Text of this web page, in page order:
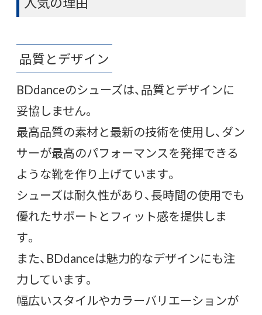
品質とデザイン
BDdanceのシューズは、品質とデザインに
妥協しません。
最高品質の素材と最新の技術を使用し、ダン
サーが最高のパフォーマンスを発揮できる
ような靴を作り上げています。
シューズは耐久性があり、長時間の使用でも
優れたサポートとフィット感を提供しま
す。
また、BDdanceは魅力的なデザインにも注
力しています。
幅広いスタイルやカラーバリエーションが